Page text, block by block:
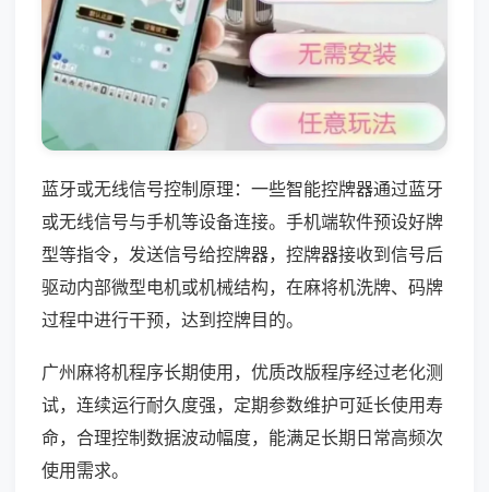
蓝牙或无线信号控制原理：一些智能控牌器通过蓝牙
或无线信号与手机等设备连接。手机端软件预设好牌
型等指令，发送信号给控牌器，控牌器接收到信号后
驱动内部微型电机或机械结构，在麻将机洗牌、码牌
过程中进行干预，达到控牌目的。
广州麻将机程序长期使用，优质改版程序经过老化测
试，连续运行耐久度强，定期参数维护可延长使用寿
命，合理控制数据波动幅度，能满足长期日常高频次
使用需求。